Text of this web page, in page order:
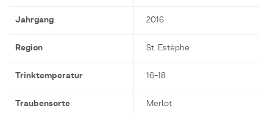
Jahrgang 2016
Region St. Estèphe
Trinktemperatur 16-18
Traubensorte Merlot